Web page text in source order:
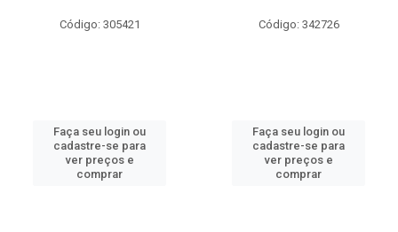
Código: 305421
Faça seu login ou
cadastre-se para
ver preços e
comprar
Código: 342726
Faça seu login ou
cadastre-se para
ver preços e
comprar